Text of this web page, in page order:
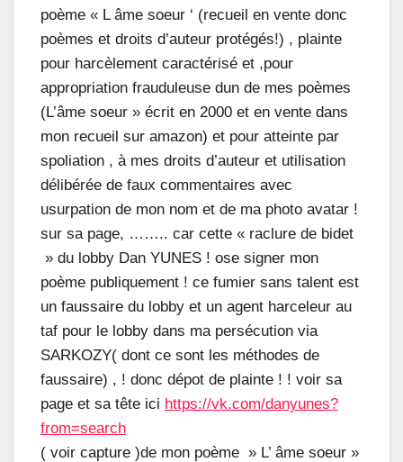
poème « L âme soeur ‘ (recueil en vente donc
poèmes et droits d’auteur protégés!) , plainte
pour harcèlement caractérisé et ,pour
appropriation frauduleuse dun de mes poèmes
(L’âme soeur » écrit en 2000 et en vente dans
mon recueil sur amazon) et pour atteinte par
spoliation , à mes droits d’auteur et utilisation
délibérée de faux commentaires avec
usurpation de mon nom et de ma photo avatar !
sur sa page, …….. car cette « raclure de bidet
» du lobby Dan YUNES ! ose signer mon
poème publiquement ! ce fumier sans talent est
un faussaire du lobby et un agent harceleur au
taf pour le lobby dans ma persécution via
SARKOZY( dont ce sont les méthodes de
faussaire) , ! donc dépot de plainte ! ! voir sa
page et sa tête ici https://vk.com/danyunes?
from=search
( voir capture )de mon poème » L’ âme soeur »